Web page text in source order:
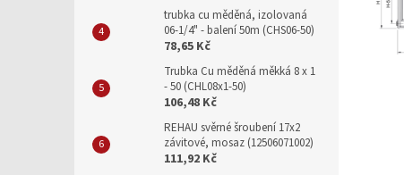
trubka cu měděná, izolovaná
06-1/4" - balení 50m (CHS06-50)
78,65 Kč
Trubka Cu měděná měkká 8 x 1
- 50 (CHL08x1-50)
106,48 Kč
REHAU svěrné šroubení 17x2
závitové, mosaz (12506071002)
111,92 Kč